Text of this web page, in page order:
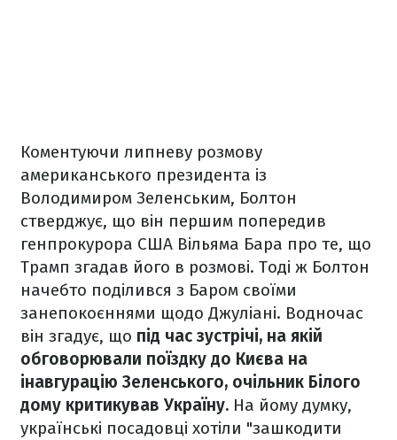
Коментуючи липневу розмову
американського президента із
Володимиром Зеленським, Болтон
стверджує, що він першим попередив
генпрокурора США Вільяма Бара про те, що
Трамп згадав його в розмові. Тоді ж Болтон
начебто поділився з Баром своїми
занепокоєннями щодо Джуліані. Водночас
він згадує, що під час зустрічі, на якій
обговорювали поїздку до Києва на
інавгурацію Зеленського, очільник Білого
дому критикував Україну. На йому думку,
українські посадовці хотіли "зашкодити